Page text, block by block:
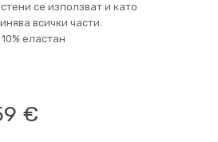
се използват и като
всички части.
еластан
€